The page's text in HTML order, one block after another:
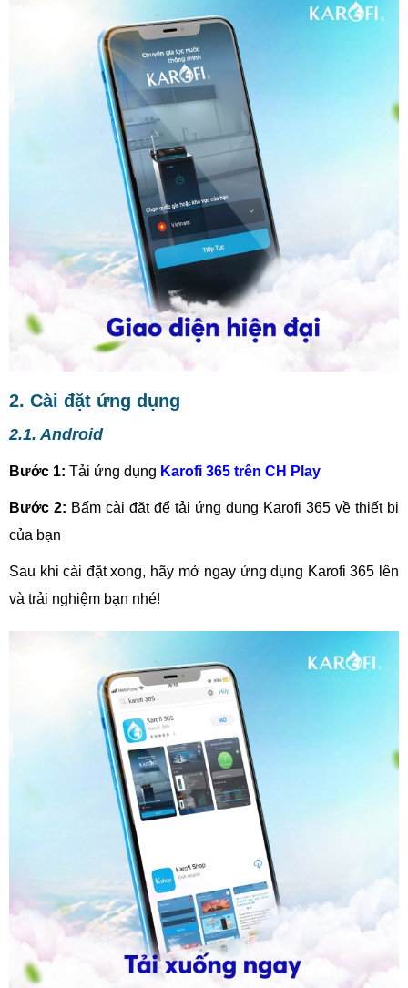
2. Cài đặt ứng dụng
2.1. Android
Bước 1: Tải ứng dụng Karofi 365 trên CH Play
Bước 2: Bấm cài đặt để tải ứng dụng Karofi 365 về thiết bị
của bạn
Sau khi cài đặt xong, hãy mở ngay ứng dụng Karofi 365 lên
và trải nghiệm bạn nhé!